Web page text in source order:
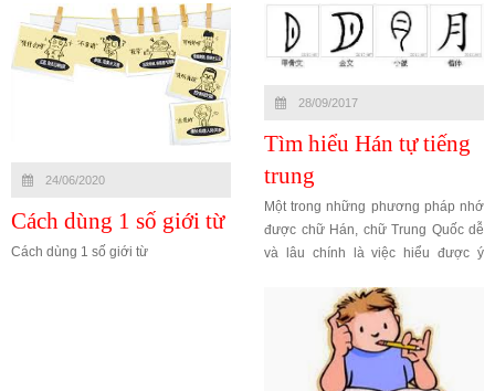
24/06/2020
Cách dùng 1 số giới từ
Cách dùng 1 số giới từ
28/09/2017
Tìm hiểu Hán tự tiếng
trung
Một trong những phương pháp nhớ
được chữ Hán, chữ Trung Quốc dễ
và lâu chính là việc hiểu được ý
của các chữ. Hôm nay tiếng trung
Hoàng Liên gửi đến bạn hán từ của
một số từ tiếng trung thông dụng